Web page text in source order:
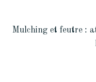
Mulching et feutre :